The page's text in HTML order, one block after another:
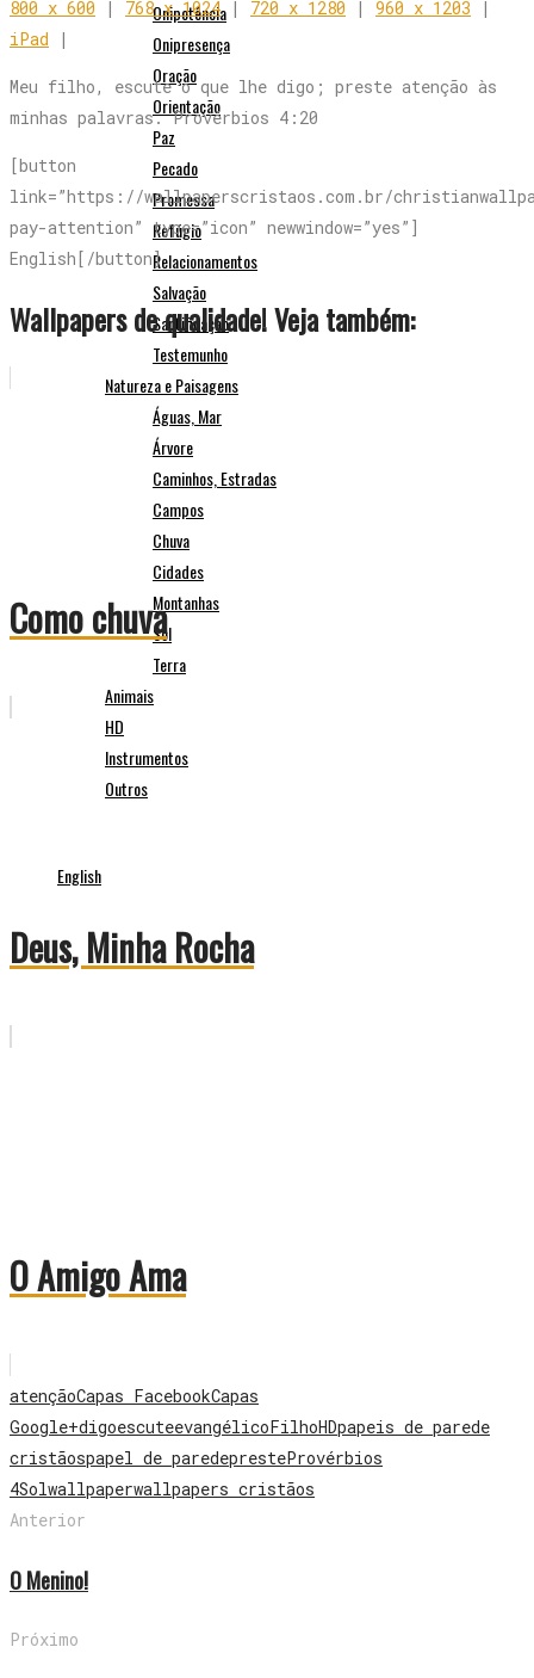
Onipotência
Onipresença
Oração
Orientação
Paz
Pecado
Promessa
Refúgio
Relacionamentos
Salvação
Santificação
Testemunho
Natureza e Paisagens
Águas, Mar
Árvore
Caminhos, Estradas
Campos
Chuva
Cidades
Montanhas
Sol
Terra
Animais
HD
Instrumentos
Outros
English
800 x 600 | 768 x 1024| 720 x 1280 | 960 x 1203 |
iPad |
Meu filho, escute o que lhe digo; preste atenção às
minhas palavras. Provérbios 4:20
[button
link=”https://wallpaperscristaos.com.br/
pay-attention” type=”icon” newwindow=”yes”]
English[/button]
Wallpapers de qualidade! Veja também:
Como chuva
Deus, Minha Rocha
O Amigo Ama
atençãoCapas FacebookCapas
Google+digoescuteevangélicoFilhoHDpapeis de parede
cristãospapel de paredepresteProvérbios
4Solwallpaperwallpapers cristãos
Anterior
O Menino!
Próximo